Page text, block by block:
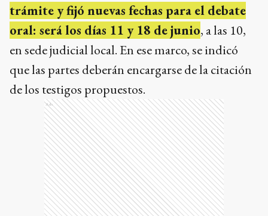
trámite y fijó nuevas fechas para el debate
oral: será los días 11 y 18 de junio, a las 10,
en sede judicial local. En ese marco, se indicó
que las partes deberán encargarse de la citación
de los testigos propuestos.
Ads